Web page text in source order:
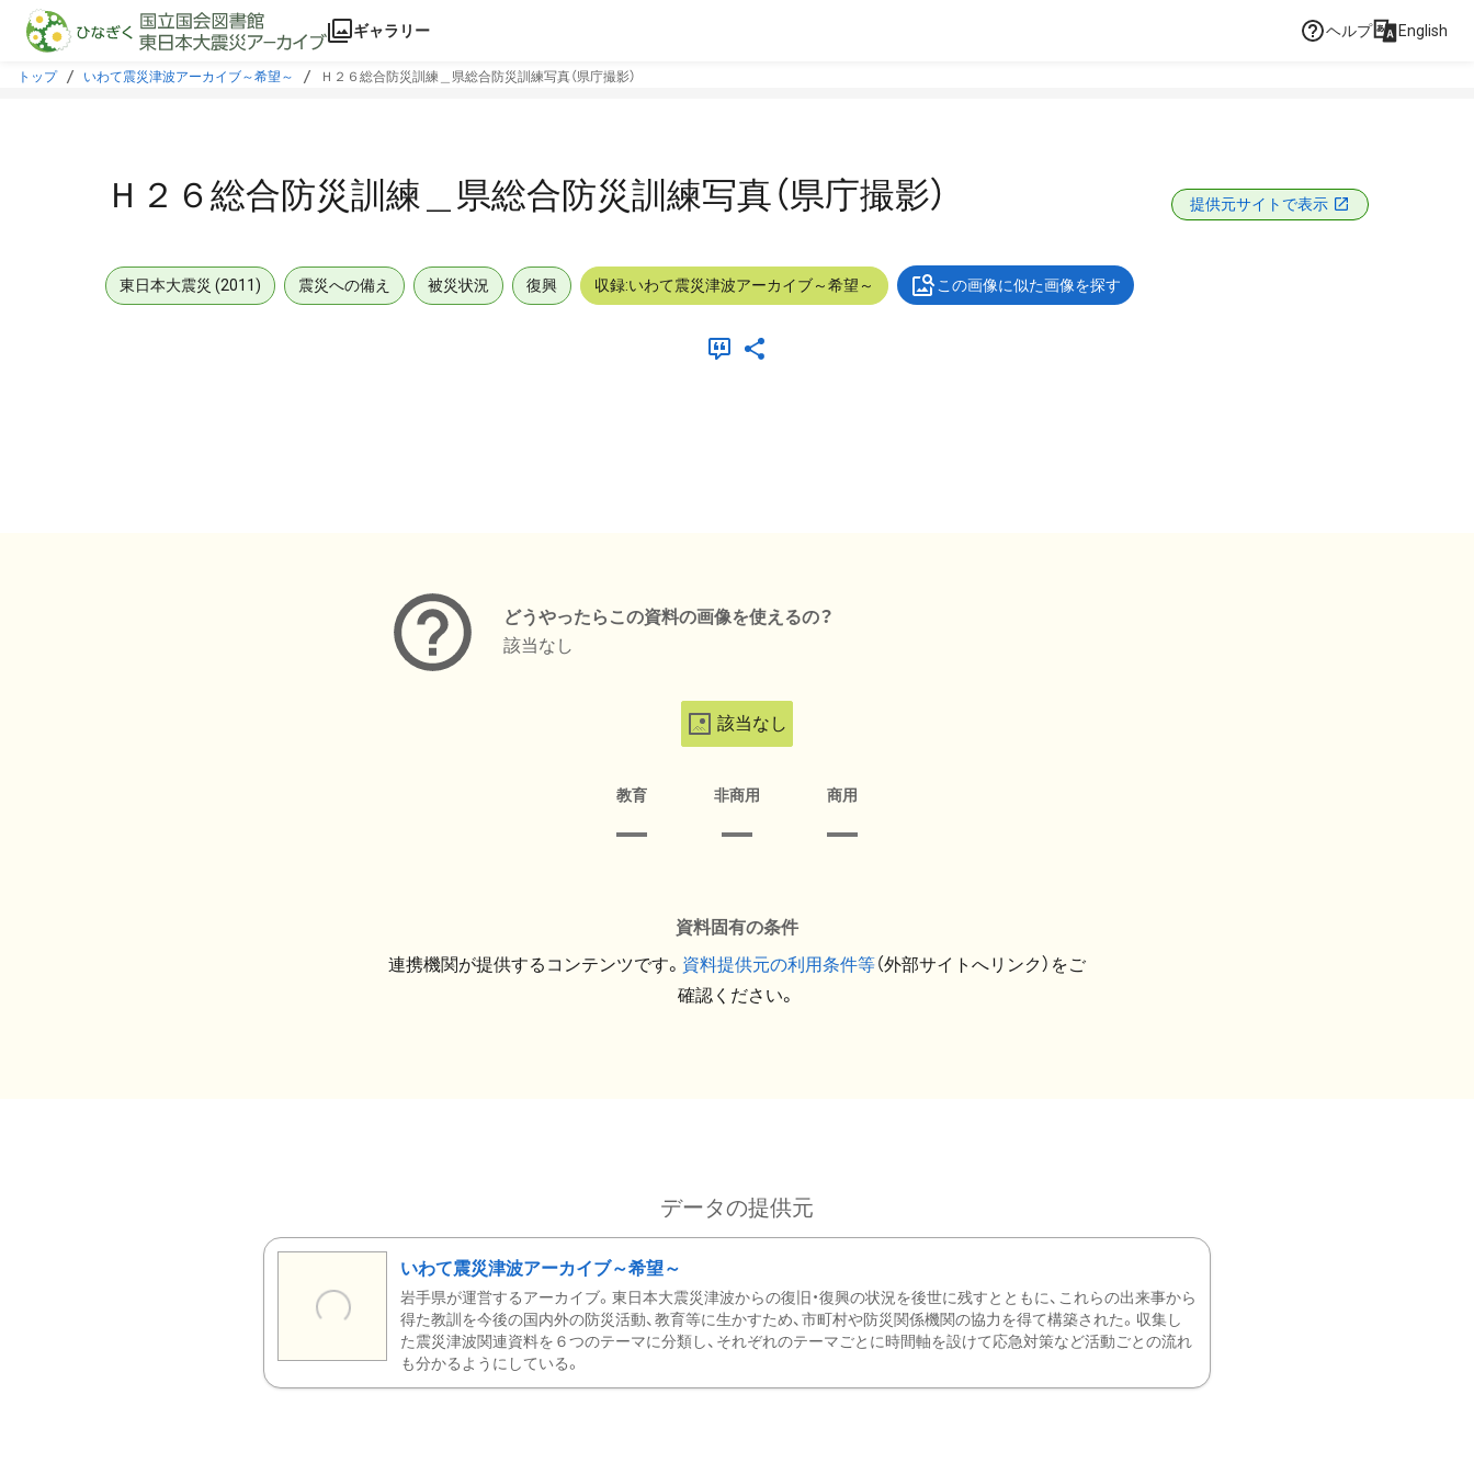
本文に飛ぶ
ギャラリー ヘルプ English
トップ いわて震災津波アーカイブ～希望～ Ｈ２６総合防災訓練＿県総合防災訓練写真（県庁撮影）
Ｈ２６総合防災訓練＿県総合防災訓練写真（県庁撮影） 提供元サイトで表示
東日本大震災 (2011) 震災への備え 被災状況 復興 収録:いわて震災津波アーカイブ～希望～ この画像に似た画像を探す
どうやったらこの資料の画像を使えるの？
該当なし
該当なし
教育 非商用 商用
資料固有の条件
連携機関が提供するコンテンツです。 資料提供元の利用条件等（外部サイトへリンク）をご
確認ください。
データの提供元
いわて震災津波アーカイブ～希望～
岩手県が運営するアーカイブ。東日本大震災津波からの復旧・復興の状況を後世に残すとともに、これらの出来事から
得た教訓を今後の国内外の防災活動、教育等に生かすため、市町村や防災関係機関の協力を得て構築された。収集し
た震災津波関連資料を６つのテーマに分類し、それぞれのテーマごとに時間軸を設けて応急対策など活動ごとの流れ
も分かるようにしている。